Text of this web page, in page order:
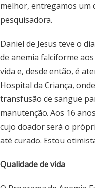
melhor, entregamos um
pesquisadora.
Daniel de Jesus teve o
de anemia falciforme aos
vida e, desde então, é
Hospital da Criança,
transfusão de sangue
manutenção. Aos 16
cujo doador será o
até curado. Estou
Qualidade de vida